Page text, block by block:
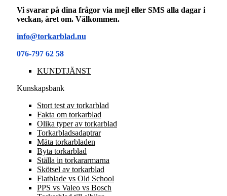
Vi svarar på dina frågor via mejl eller SMS alla dagar i
veckan, året om. Välkommen.
info@torkarblad.nu
076-797 62 58
KUNDTJÄNST
Kunskapsbank
Stort test av torkarblad
Fakta om torkarblad
Olika typer av torkarblad
Torkarbladsadaptrar
Mäta torkarbladen
Byta torkarblad
Ställa in torkararmarna
Skötsel av torkarblad
Flatblade vs Old School
PPS vs Valeo vs Bosch